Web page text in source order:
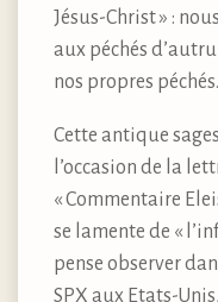
Jésus-Christ » :
aux péchés
nos propres péchés.
Cette antique
l’occasion de la
« Commentaire
se lamente de «
pense observer
SPX aux Etats-